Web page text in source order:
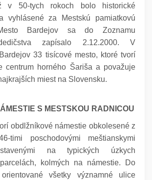
v 50-tych rokoch bolo historické
vyhlásené za Mestskú pamiatkovú
Bardejov sa do Zoznamu
zapísalo 2.12.2000. V
33 tisícové mesto, ktoré tvorí
centrum horného Šariša a považuje
miest na Slovensku.
S MESTSKOU RADNICOU
obdlžníkové námestie obkolesené z
timi poschodovými meštianskymi
na typických úzkych
kolmých na námestie. Do
všetky významné ulice